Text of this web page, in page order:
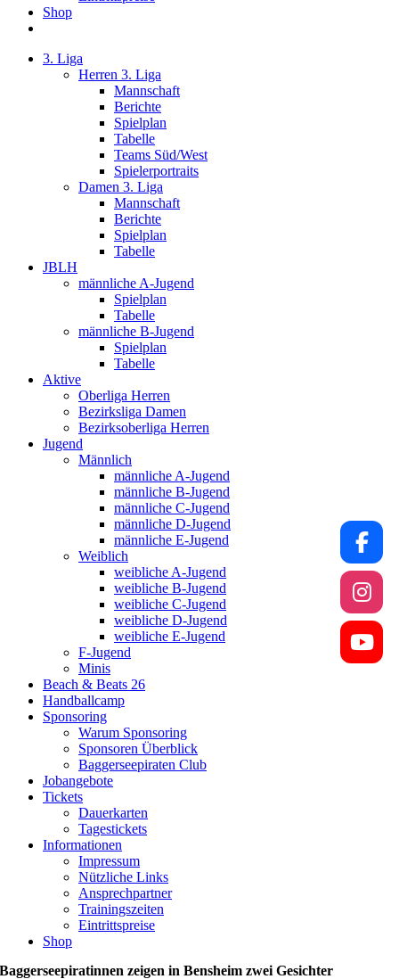
Shop
3. Liga
Herren 3. Liga
Mannschaft
Berichte
Spielplan
Tabelle
Teams Süd/West
Spielerportraits
Damen 3. Liga
Mannschaft
Berichte
Spielplan
Tabelle
JBLH
männliche A-Jugend
Spielplan
Tabelle
männliche B-Jugend
Spielplan
Tabelle
Aktive
Oberliga Herren
Bezirksliga Damen
Bezirksoberliga Herren
Jugend
Männlich
männliche A-Jugend
männliche B-Jugend
männliche C-Jugend
männliche D-Jugend
männliche E-Jugend
Weiblich
weibliche A-Jugend
weibliche B-Jugend
weibliche C-Jugend
weibliche D-Jugend
weibliche E-Jugend
F-Jugend
Minis
Beach & Beats 26
Handballcamp
Sponsoring
Warum Sponsoring
Sponsoren Überblick
Baggerseepiraten Club
Jobangebote
Tickets
Dauerkarten
Tagestickets
Informationen
Impressum
Nützliche Links
Ansprechpartner
Trainingszeiten
Eintrittspreise
Shop
Baggerseepiratinnen zeigen in Bensheim zwei Gesichter